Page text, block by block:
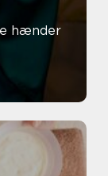
hænder